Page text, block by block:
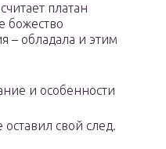
платан
божество
– обладала и этим
и особенности
оставил свой след.